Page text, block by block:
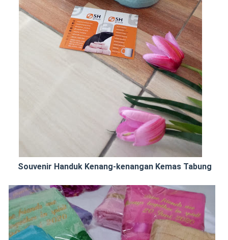
Souvenir Handuk Kenang-kenangan Kemas Tabung